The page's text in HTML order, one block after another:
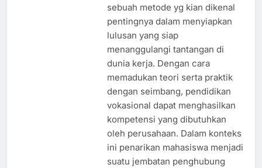
sebuah metode yg kian dikenal
pentingnya dalam menyiapkan
lulusan yang siap
menanggulangi tantangan di
dunia kerja. Dengan cara
memadukan teori serta praktik
dengan seimbang, pendidikan
vokasional dapat menghasilkan
kompetensi yang dibutuhkan
oleh perusahaan. Dalam konteks
ini penarikan mahasiswa menjadi
suatu jembatan penghubung